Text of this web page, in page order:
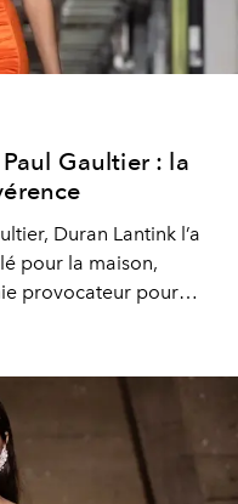
Gaultier : la
Duran Lantink l’a
pour la maison,
provocateur pour